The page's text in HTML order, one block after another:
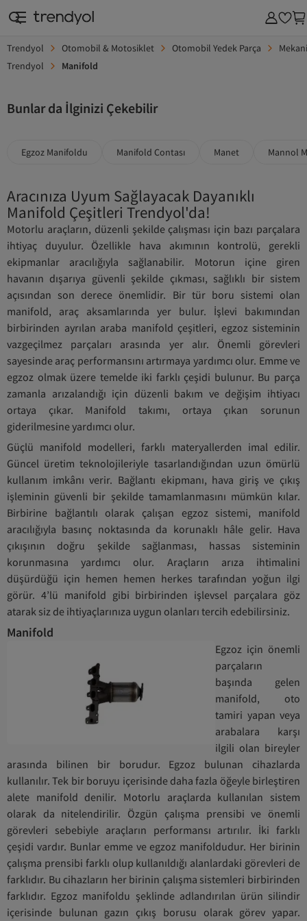
Trendyol Otomobil & Motosiklet Otomobil Yedek Parça
Trendyol
Manifold
Bunlar da İlginizi Çekebilir
Egzoz Manifoldu Manifold Contası Manet Mannol
Aracınıza Uyum Sağlayacak Dayanıklı
Manifold Çeşitleri Trendyol'da!
Motorlu araçların, düzenli şekilde çalışması için bazı parçalara
ihtiyaç duyulur. Özellikle hava akımının kontrolü, gerekli
ekipmanlar aracılığıyla sağlanabilir. Motorun içine giren
havanın dışarıya güvenli şekilde çıkması, sağlıklı bir sistem
açısından son derece önemlidir. Bir tür boru sistemi olan
manifold, araç aksamlarında yer bulur. İşlevi bakımından
birbirinden ayrılan araba manifold çeşitleri, egzoz sisteminin
vazgeçilmez parçaları arasında yer alır. Önemli görevleri
sayesinde araç performansını artırmaya yardımcı olur. Emme ve
egzoz olmak üzere temelde iki farklı çeşidi bulunur. Bu parça
zamanla arızalandığı için düzenli bakım ve değişim ihtiyacı
ortaya çıkar. Manifold takımı, ortaya çıkan sorunun
giderilmesine yardımcı olur.
Güçlü manifold modelleri, farklı materyallerden imal edilir.
Güncel üretim teknolojileriyle tasarlandığından uzun ömürlü
kullanım imkânı verir. Bağlantı ekipmanı, hava giriş ve çıkış
işleminin güvenli bir şekilde tamamlanmasını mümkün kılar.
Birbirine bağlantılı olarak çalışan egzoz sistemi, manifold
aracılığıyla basınç noktasında da korunaklı hâle gelir. Hava
çıkışının doğru şekilde sağlanması, hassas sisteminin
korunmasına yardımcı olur. Araçların arıza ihtimalini
düşürdüğü için hemen hemen herkes tarafından yoğun ilgi
görür. 4’lü manifold gibi birbirinden işlevsel parçalara göz
atarak siz de ihtiyaçlarınıza uygun olanları tercih edebilirsiniz.
Manifold
Egzoz için önemli
parçaların
başında gelen
manifold, oto
tamiri yapan veya
arabalara karşı
ilgili olan bireyler
arasında bilinen bir borudur. Egzoz bulunan cihazlarda
kullanılır. Tek bir boruyu içerisinde daha fazla öğeyle birleştiren
alete manifold denilir. Motorlu araçlarda kullanılan sistem
olarak da nitelendirilir. Özgün çalışma prensibi ve önemli
görevleri sebebiyle araçların performansı artırılır. İki farklı
çeşidi vardır. Bunlar emme ve egzoz manifoldudur. Her birinin
çalışma prensibi farklı olup kullanıldığı alanlardaki görevleri de
farklıdır. Bu cihazların her birinin çalışma sistemleri birbirinden
farklıdır. Egzoz manifoldu şeklinde adlandırılan ürün silindir
içerisinde bulunan gazın çıkış borusu olarak görev yapar.